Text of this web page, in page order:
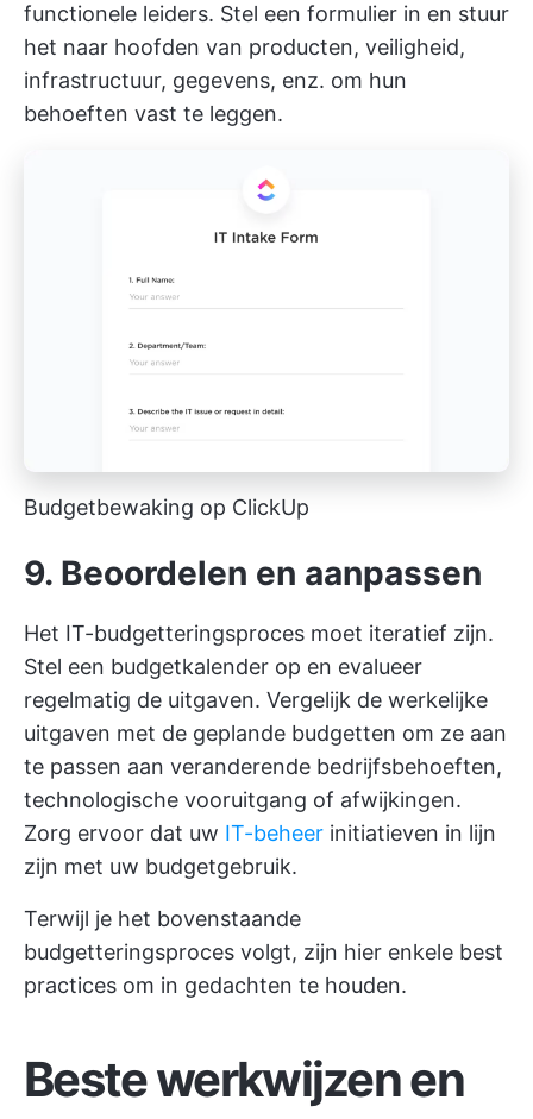
functionele leiders. Stel een formulier in en stuur
het naar hoofden van producten, veiligheid,
infrastructuur, gegevens, enz. om hun
behoeften vast te leggen.
Budgetbewaking op ClickUp
9. Beoordelen en aanpassen
Het IT-budgetteringsproces moet iteratief zijn.
Stel een budgetkalender op en evalueer
regelmatig de uitgaven. Vergelijk de werkelijke
uitgaven met de geplande budgetten om ze aan
te passen aan veranderende bedrijfsbehoeften,
technologische vooruitgang of afwijkingen.
Zorg ervoor dat uw IT-beheer initiatieven in lijn
zijn met uw budgetgebruik.
Terwijl je het bovenstaande
budgetteringsproces volgt, zijn hier enkele best
practices om in gedachten te houden.
Beste werkwijzen en